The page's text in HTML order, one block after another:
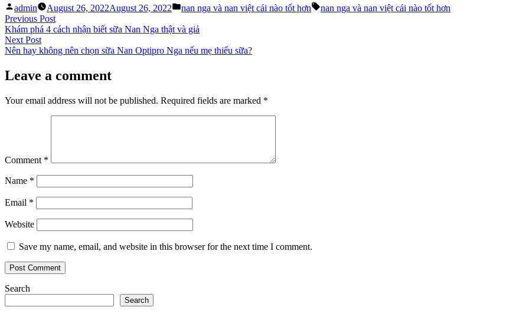
Posted
by
admin August 26, 2022August 26, 2022
Posted
nan nga và nan việt cái nào tốt hơn Tags:
nan nga và nan việt cái nào tốt hơn
Post
navigation
Previous PostPrevious
post:
Khám phá 4 cách nhận biết sữa Nan Nga thật và giả
Next PostNext
post:
Nên hay không nên chọn sữa Nan Optipro Nga nếu mẹ thiếu sữa?
Leave a comment
Your email address will not be published. Required fields are marked *
Comment *
Name *
Email *
Website
Save my name, email, and website in this browser for the next time I comment.
Search
Search